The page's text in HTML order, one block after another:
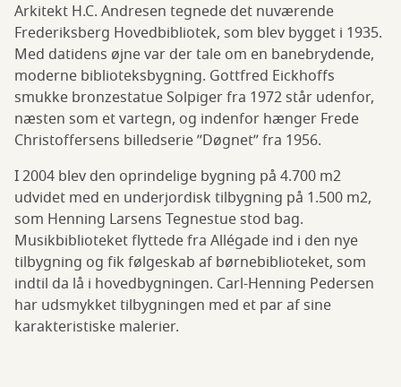
Arkitekt H.C. Andresen tegnede det nuværende
Frederiksberg Hovedbibliotek, som blev bygget i 1935.
Med datidens øjne var der tale om en banebrydende,
moderne biblioteksbygning. Gottfred Eickhoffs
smukke bronzestatue Solpiger fra 1972 står udenfor,
næsten som et vartegn, og indenfor hænger Frede
Christoffersens billedserie ”Døgnet” fra 1956.
I 2004 blev den oprindelige bygning på 4.700 m2
udvidet med en underjordisk tilbygning på 1.500 m2,
som Henning Larsens Tegnestue stod bag.
Musikbiblioteket flyttede fra Allégade ind i den nye
tilbygning og fik følgeskab af børnebiblioteket, som
indtil da lå i hovedbygningen. Carl-Henning Pedersen
har udsmykket tilbygningen med et par af sine
karakteristiske malerier.